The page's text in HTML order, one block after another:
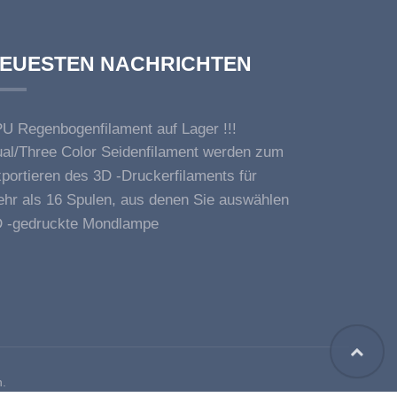
NACHRICHTEN
Regenbogenfilament auf Lager !!!
Three Color Seidenfilament werden zum
angeboten
des 3D -Druckerfilaments für
Kunden
als 16 Spulen, aus denen Sie auswählen
-gedruckte Mondlampe